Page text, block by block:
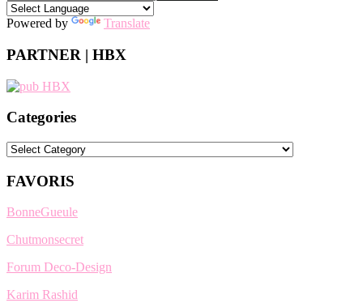
Powered by Translate
PARTNER | HBX
Categories
Categories
FAVORIS
BonneGueule
Chutmonsecret
Forum Deco-Design
Karim Rashid